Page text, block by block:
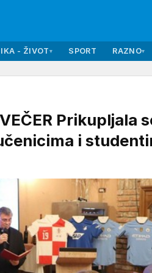
- ŽIVOT▾ SPORT RAZNO▾
Prikupljala
i